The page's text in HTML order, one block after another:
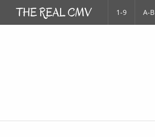
1-9 A-B